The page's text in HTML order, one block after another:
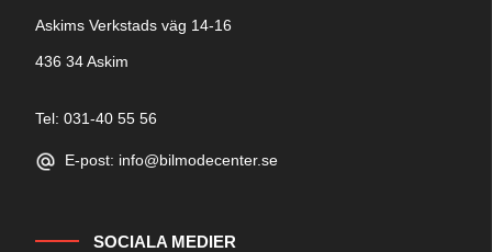
Askims Verkstads väg 14-16
436 34 Askim
Tel: 031-40 55 56
E-post: info@bilmodecenter.se
SOCIALA MEDIER